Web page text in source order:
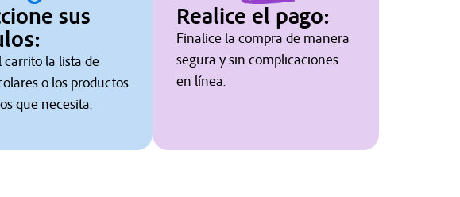
sus
carrito la lista de
o los productos
que necesita.
Realice el pago:
Finalice la compra de manera
segura y sin complicaciones
en línea.